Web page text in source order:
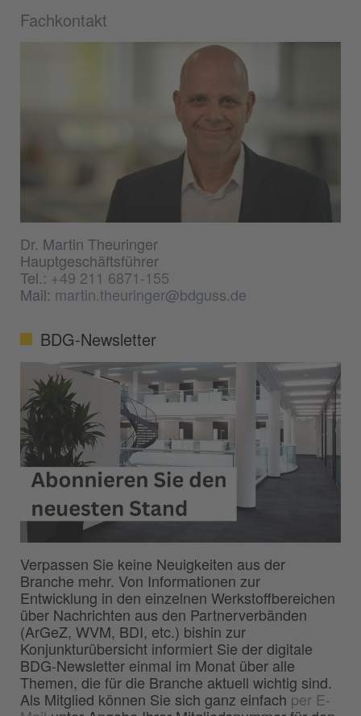
Fachkontakt
Dr. Martin Theuringer
Hauptgeschäftsführer
Tel.:+49 211 6871-155
Mail: martin.theuringer@bdguss.de
BDG-Newsletter
Verpassen Sie keine Neuigkeiten aus der
Branche mehr. Von Informationen zur
Entwicklung in den einzelnen Werkstoffbereichen
über Nachrichten aus den Partnerverbänden
(ArGeZ, WVM, BDI, etc.) bishin zur
Konjunkturübersicht informiert Sie der digitale
BDG-Newsletter einmal im Monat über alle
Themen, die für die Branche aktuell wichtig sind.
Als Mitglied können Sie sich ganz einfach per E-